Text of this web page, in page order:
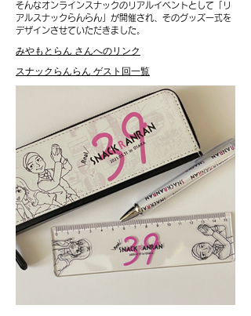
そんなオンラインスナックのリアルイベントとして「リ
アルスナックらんらん」が開催され、そのグッズ一式を
デザインさせていただきました。
みやもとらん さんへのリンク
スナックらんらん ゲスト回一覧